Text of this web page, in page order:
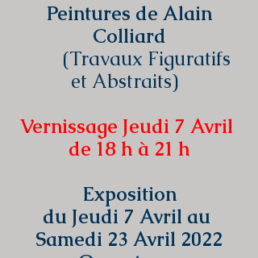
Peintures de Alain
Colliard
(Travaux Figuratifs
et Abstraits)
Vernissage Jeudi 7 Avril
de 18 h à 21 h
Exposition
du Jeudi 7 Avril au
Samedi 23 Avril 2022